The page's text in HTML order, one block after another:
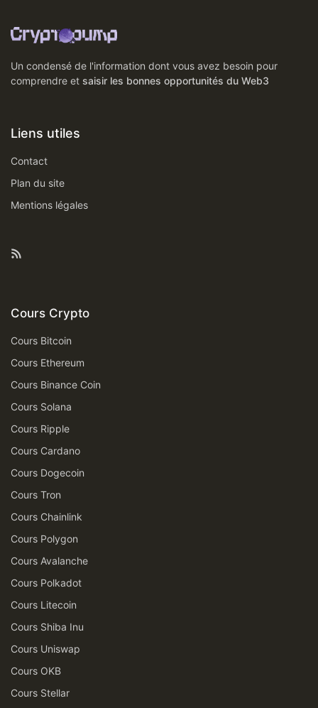
Un condensé de l'information dont vous avez besoin pour
comprendre et saisir les bonnes opportunités du Web3
Liens utiles
Contact
Plan du site
Mentions légales
Rss
Cours Crypto
Cours Bitcoin
Cours Ethereum
Cours Binance Coin
Cours Solana
Cours Ripple
Cours Cardano
Cours Dogecoin
Cours Tron
Cours Chainlink
Cours Polygon
Cours Avalanche
Cours Polkadot
Cours Litecoin
Cours Shiba Inu
Cours Uniswap
Cours OKB
Cours Stellar